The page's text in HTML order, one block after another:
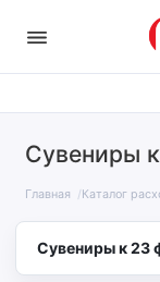
Сувениры
Главная Каталог
Сувениры к 23